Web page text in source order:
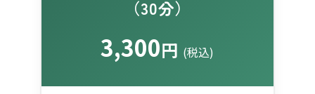
（30分）
3,300円 (税込)